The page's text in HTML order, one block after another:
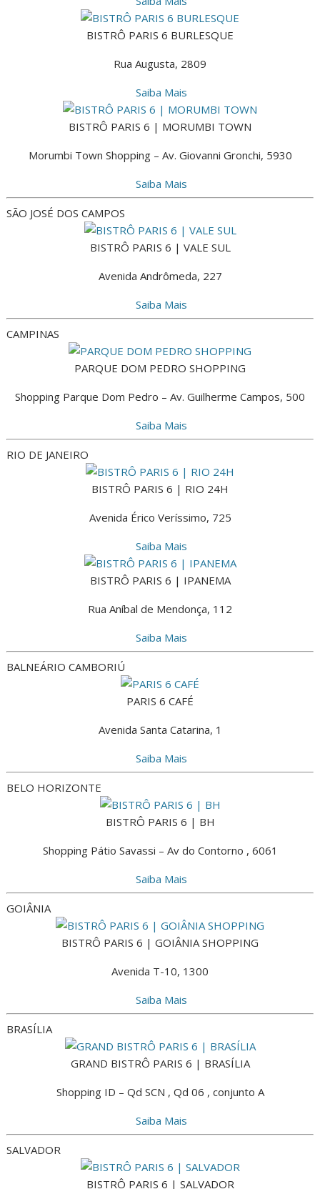
BISTRÔ PARIS 6 BURLESQUE
Rua Augusta, 2809
Saiba Mais
BISTRÔ PARIS 6 | MORUMBI TOWN
Morumbi Town Shopping – Av. Giovanni Gronchi, 5930
Saiba Mais
SÃO JOSÉ DOS CAMPOS
BISTRÔ PARIS 6 | VALE SUL
Avenida Andrômeda, 227
Saiba Mais
CAMPINAS
PARQUE DOM PEDRO SHOPPING
Shopping Parque Dom Pedro – Av. Guilherme Campos, 500
Saiba Mais
RIO DE JANEIRO
BISTRÔ PARIS 6 | RIO 24H
Avenida Érico Veríssimo, 725
Saiba Mais
BISTRÔ PARIS 6 | IPANEMA
Rua Aníbal de Mendonça, 112
Saiba Mais
BALNEÁRIO CAMBORIÚ
PARIS 6 CAFÉ
Avenida Santa Catarina, 1
Saiba Mais
BELO HORIZONTE
BISTRÔ PARIS 6 | BH
Shopping Pátio Savassi – Av do Contorno , 6061
Saiba Mais
GOIÂNIA
BISTRÔ PARIS 6 | GOIÂNIA SHOPPING
Avenida T-10, 1300
Saiba Mais
BRASÍLIA
GRAND BISTRÔ PARIS 6 | BRASÍLIA
Shopping ID – Qd SCN , Qd 06 , conjunto A
Saiba Mais
SALVADOR
BISTRÔ PARIS 6 | SALVADOR